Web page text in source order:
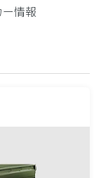
情報